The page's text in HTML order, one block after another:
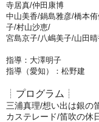
寺居真/仲田康博
中山美香/鍋島雅彦/橋本
子/村山沙恵/
宮島京子/八嶋美子/山田
指導：大澤明子
指導（愛知）：松野建
┊プログラム┊
三浦真理/想い出は銀の
カステレード/笛吹の休